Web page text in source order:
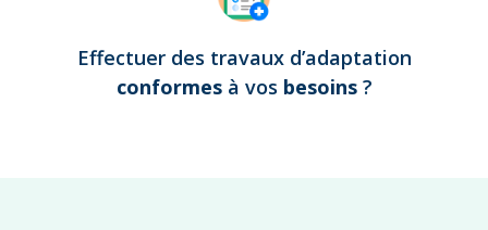
Effectuer des travaux d’adaptation
conformes à vos besoins ?